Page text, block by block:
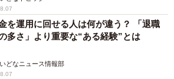
を運用に回せる人は何が違う？ 「退職
多さ」より重要な“ある経験”とは
どなニュース情報部